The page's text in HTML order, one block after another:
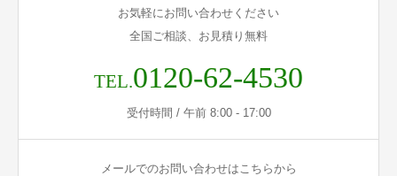
お気軽にお問い合わせください
全国ご相談、お見積り無料
TEL.0120-62-4530
受付時間 / 午前 8:00 - 17:00
メールでのお問い合わせはこちらから